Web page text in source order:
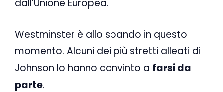
dall’Unione Europea.
Westminster è allo sbando in questo
momento. Alcuni dei più stretti alleati di
Johnson lo hanno convinto a farsi da
parte.